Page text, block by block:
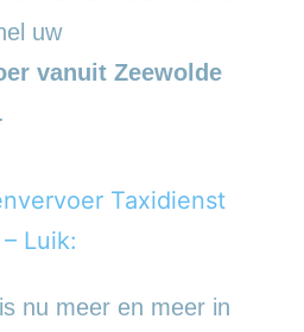
uw
vanuit Zeewolde
.
Taxidienst
Luik:
nu meer en meer in